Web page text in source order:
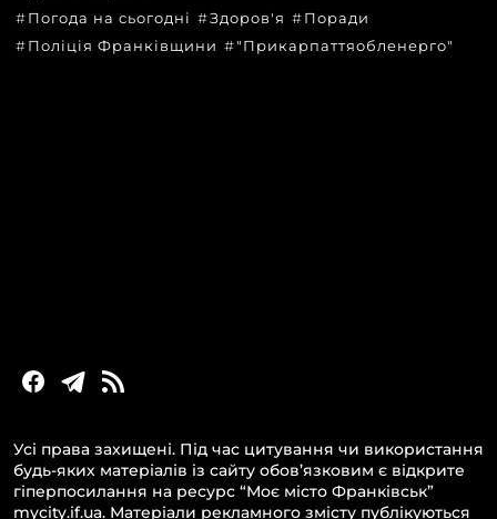
Погода на сьогодні
Здоров'я
Поради
Поліція Франківщини
"Прикарпаттяобленерго"
Усі права захищені. Під час цитування чи використання
будь-яких матеріалів із сайту обов’язковим є відкрите
гіперпосилання на ресурс “Моє місто Франківськ”
mycity.if.ua. Матеріали рекламного змісту публікуються